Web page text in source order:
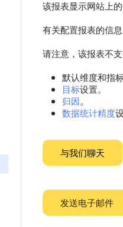
该报表显示网站上
有关配置报表的信
请注意，该报表不
默认维度和指
目标设置。
归因。
数据统计精度
与我们聊天
发送电子邮件